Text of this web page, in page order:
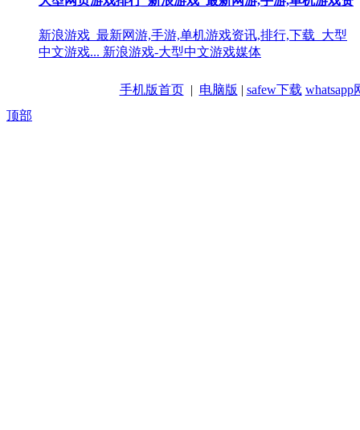
新浪游戏_最新网游,手游,单机游戏资讯,排行,下载_大型
中文游戏... 新浪游戏-大型中文游戏媒体
手机版首页| 电脑版 | safew下载 whatsapp
顶部